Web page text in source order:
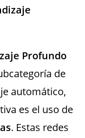
Profundo
de
automático,
es el uso de
. Estas redes